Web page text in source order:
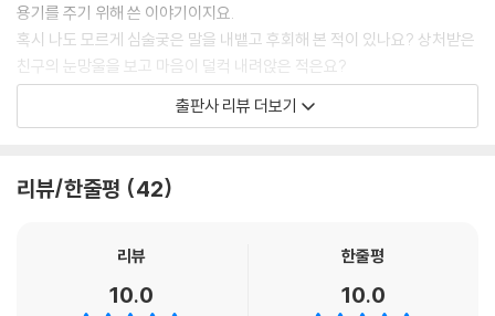
용기를 주기 위해 쓴 이야기이지요.
혹시 나도 모르게 심술궂은 말을 내뱉고 후회해 본 적이 있나요? 상처받은
친구의 눈망울을 보고 마음이 덜컥 내려앉은 적은요?
이 책의 주인공 인찬이는 날카로운 말을 내뱉으면서도 그 때문에 자신도
아파하는 아이예요. 친구들에게 상처를 주고, 미안한 마음을 품으면서도
스스로 괴로워하는 친구들을 교실에서 많이 만나 왔어요. 다음에는 친절해
하는 아이들을요. 그런 아이들을 보며, 어쩌면 이 아이들 마음속 깊은 곳에
출판사 리뷰 더보기
리뷰/한줄평 42
리뷰
10.0
한줄평
10.0